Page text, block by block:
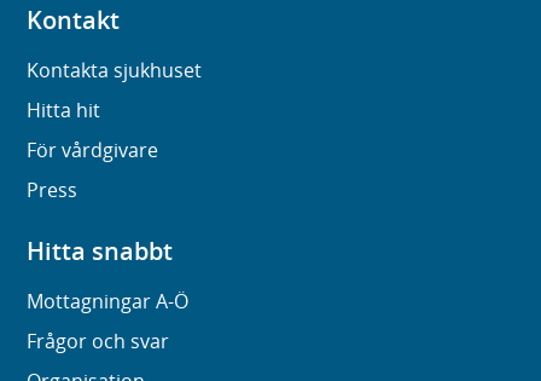
Kontakt
Kontakta sjukhuset
Hitta hit
För vårdgivare
Press
Hitta snabbt
Mottagningar A-Ö
Frågor och svar